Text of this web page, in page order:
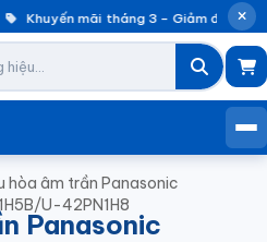
Khuyến mãi tháng 3 – Giảm đến
hòa âm trần Panasonic
U-42PN1H8
Panasonic